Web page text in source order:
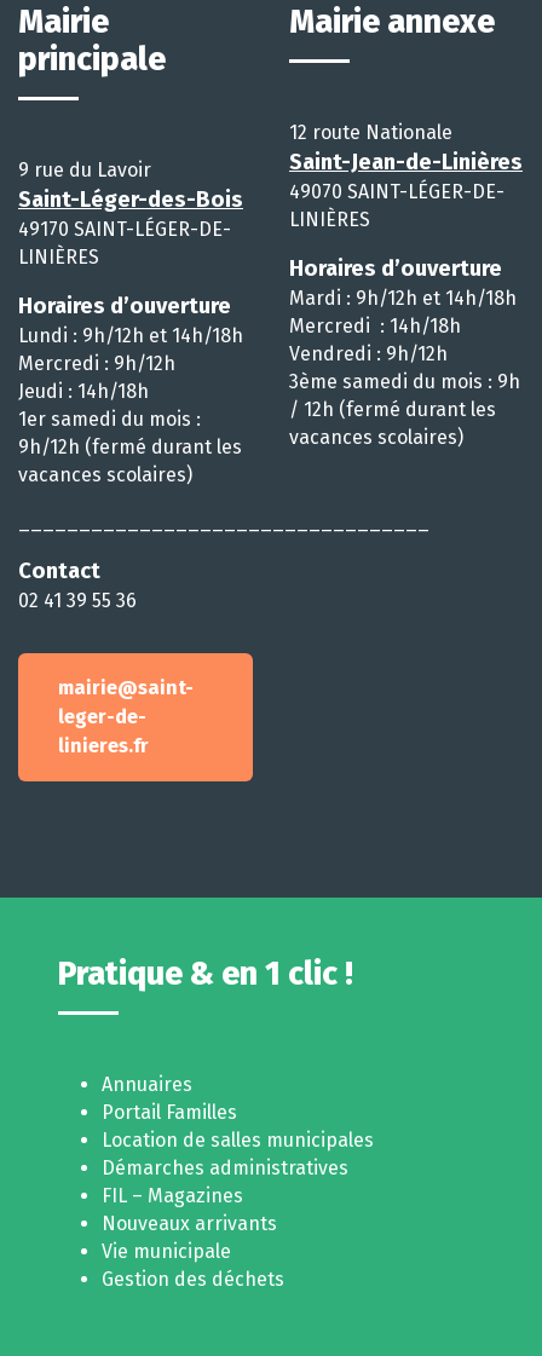
Mairie
principale
9 rue du Lavoir
Saint-Léger-des-Bois
49170 SAINT-LÉGER-DE-
LINIÈRES
Horaires d’ouverture
Lundi : 9h/12h et 14h/18h
Mercredi : 9h/12h
Jeudi : 14h/18h
1er samedi du mois :
9h/12h (fermé durant les
vacances scolaires)
Contact
02 41 39 55 36
mairie@saint-
leger-de-
linieres.fr
Mairie annexe
12 route Nationale
Saint-Jean-de-Linières
49070 SAINT-LÉGER-DE-
LINIÈRES
Horaires d’ouverture
Mardi : 9h/12h et 14h/18h
Mercredi : 14h/18h
Vendredi : 9h/12h
3ème samedi du mois : 9h
/ 12h (fermé durant les
vacances scolaires)
Pratique & en 1 clic !
Annuaires
Portail Familles
Location de salles municipales
Démarches administratives
FIL – Magazines
Nouveaux arrivants
Vie municipale
Gestion des déchets